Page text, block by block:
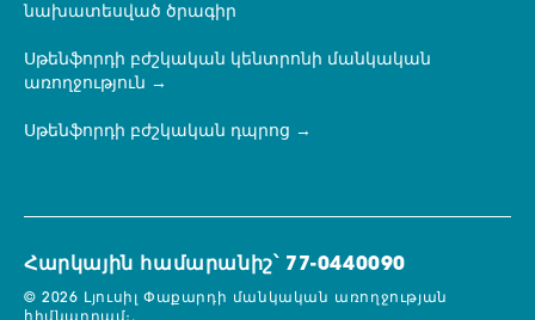
նախատեսված ծրագիր
Սթենֆորդի բժշկական կենտրոնի մանկական
առողջություն
Սթենֆորդի բժշկական դպրոց
Հարկային համարանիշ՝ 77-0440090
© 2026 Լյուսիլ Փաքարդի մանկական առողջության